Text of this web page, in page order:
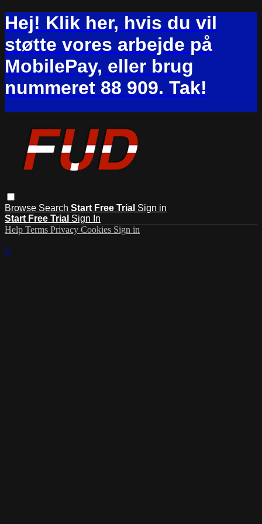
Hej! Klik her, hvis du vil
støtte vores arbejde på
MobilePay, eller brug
nummeret 88 909. Tak!
Browse Search Start Free Trial Sign in
Start Free Trial Sign In
Help Terms Privacy Cookies Sign in
×